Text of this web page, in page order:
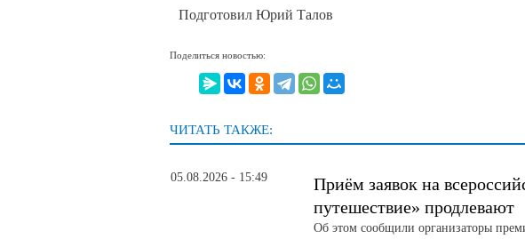
Подготовил Юрий Талов
Поделиться новостью:
ЧИТАТЬ ТАКЖЕ:
05.08.2026 - 15:49
Приём заявок на
путешествие» продлевают
Об этом сообщили организаторы